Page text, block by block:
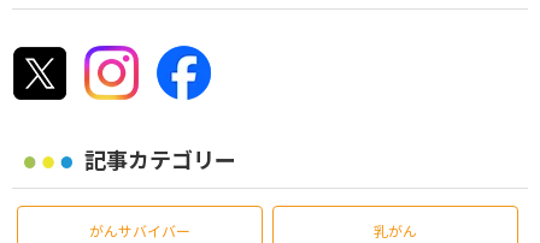
記事カテゴリー
がんサバイバー 乳がん